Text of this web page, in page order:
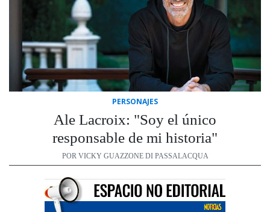
PERSONAJES
Ale Lacroix: "Soy el único
responsable de mi historia"
POR VICKY GUAZZONE DI PASSALACQUA